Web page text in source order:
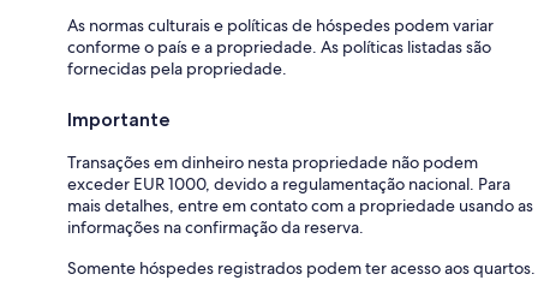
As normas culturais e políticas de hóspedes podem variar
conforme o país e a propriedade. As políticas listadas são
fornecidas pela propriedade.
Importante
Transações em dinheiro nesta propriedade não podem
exceder EUR 1000, devido a regulamentação nacional. Para
mais detalhes, entre em contato com a propriedade usando as
informações na confirmação da reserva.
Somente hóspedes registrados podem ter acesso aos quartos.